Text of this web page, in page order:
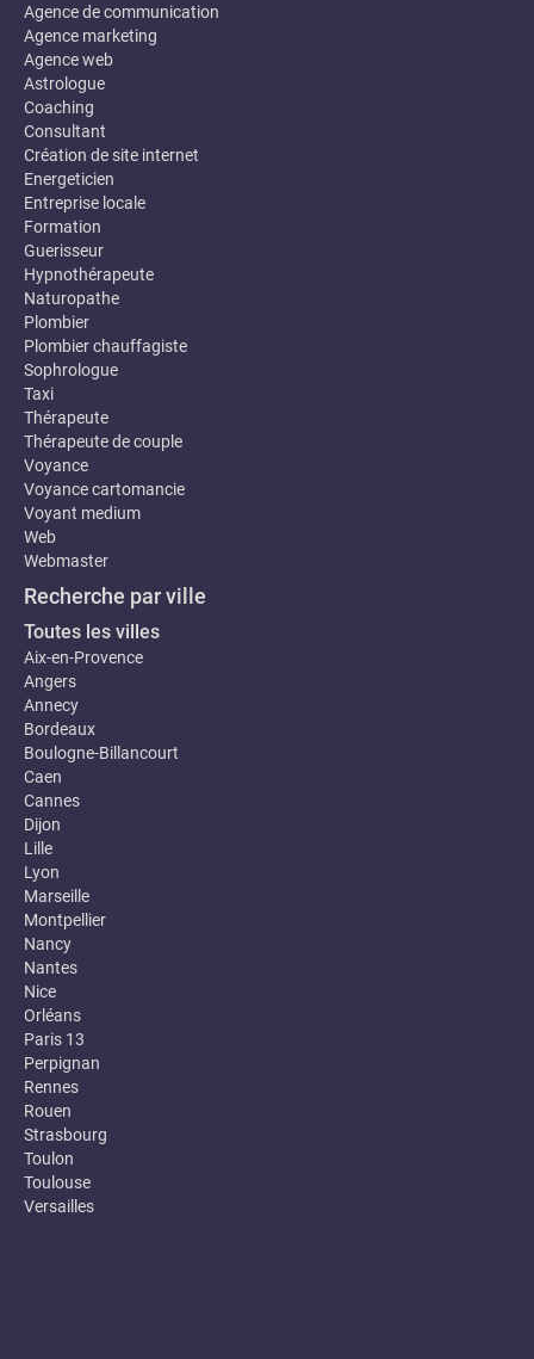
Agence de communication
Agence marketing
Agence web
Astrologue
Coaching
Consultant
Création de site internet
Energeticien
Entreprise locale
Formation
Guerisseur
Hypnothérapeute
Naturopathe
Plombier
Plombier chauffagiste
Sophrologue
Taxi
Thérapeute
Thérapeute de couple
Voyance
Voyance cartomancie
Voyant medium
Web
Webmaster
Recherche par ville
Toutes les villes
Aix-en-Provence
Angers
Annecy
Bordeaux
Boulogne-Billancourt
Caen
Cannes
Dijon
Lille
Lyon
Marseille
Montpellier
Nancy
Nantes
Nice
Orléans
Paris 13
Perpignan
Rennes
Rouen
Strasbourg
Toulon
Toulouse
Versailles